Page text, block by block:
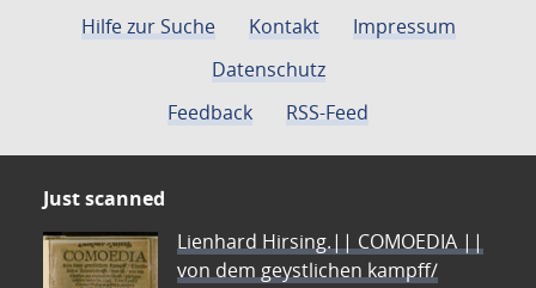
Hilfe zur Suche Kontakt
Impressum
Datenschutz
Feedback
RSS-Feed
Just scanned
Lienhard Hirsing.|| COMOEDIA ||
von dem geystlichen kampff/